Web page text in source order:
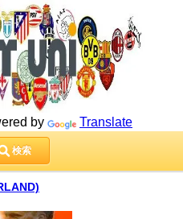
by Translate
検索